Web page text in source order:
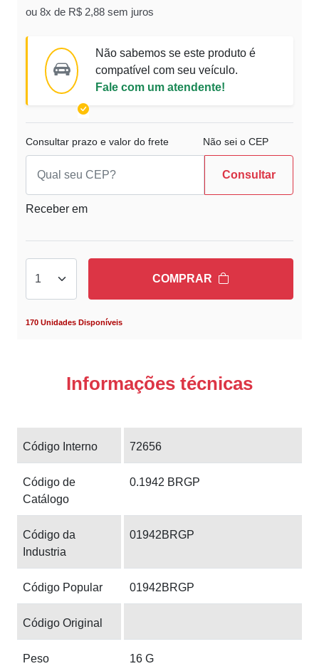
ou 8x de R$ 2,88 sem juros
Não sabemos se este produto é
compatível com seu veículo.
Fale com um atendente!
Consultar prazo e valor do frete Não sei o CEP
Consultar
Receber em
COMPRAR
170 Unidades Disponíveis
Informações técnicas
Código Interno 72656
Código de
Catálogo
0.1942 BRGP
Código da
Industria
01942BRGP
Código Popular 01942BRGP
Código Original
Peso 16 G